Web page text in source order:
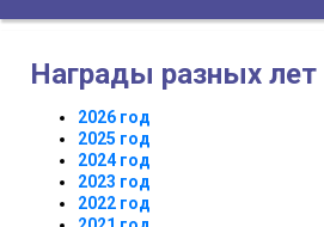
Награды разных лет
2026 год
2025 год
2024 год
2023 год
2022 год